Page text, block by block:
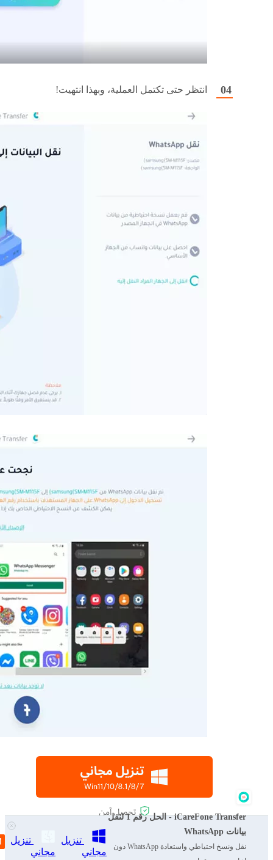
انتظر حتى تكتمل العملية، وبهذا انتهيت!
iCareFone Transfer - الحل رقم 1 لنقل
بيانات WhatsApp
نقل ونسخ احتياطي واستعادة WhatsApp دون
تنزيل
مجاني
تنزيل
مجاني